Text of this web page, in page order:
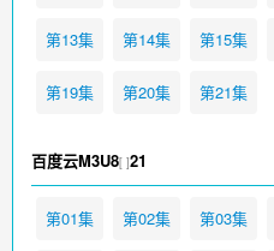
第13集 第14集 第15集
第19集 第20集 第21集
百度云M3U8[ ]21
第01集 第02集 第03集